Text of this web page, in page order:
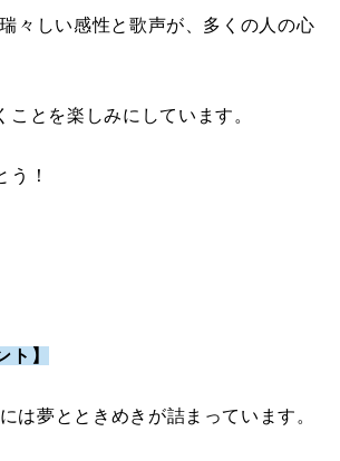
々しい感性と歌声が、多くの人の心
ことを楽しみにしています。
う！
ト】
は夢とときめきが詰まっています。